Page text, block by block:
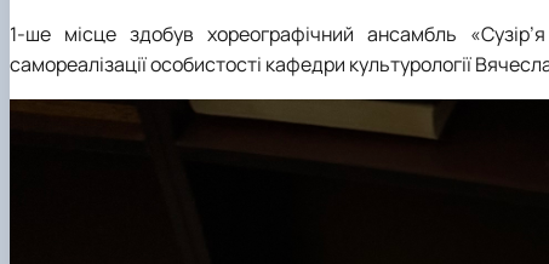
1-ше місце здобув хореографічний ансамбль
самореалізації особистості кафедри культурології